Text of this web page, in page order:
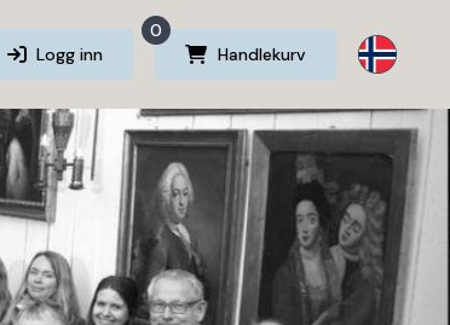
Logg inn Handlekurv
0